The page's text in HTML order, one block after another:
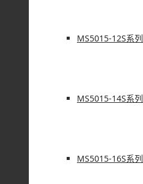
MS5015-12S系列
MS5015-14S系列
MS5015-16S系列